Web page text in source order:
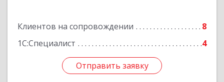
Клиентов на сопровождении
8
1С:Специалист
4
Отправить заявку
Отправить заявку